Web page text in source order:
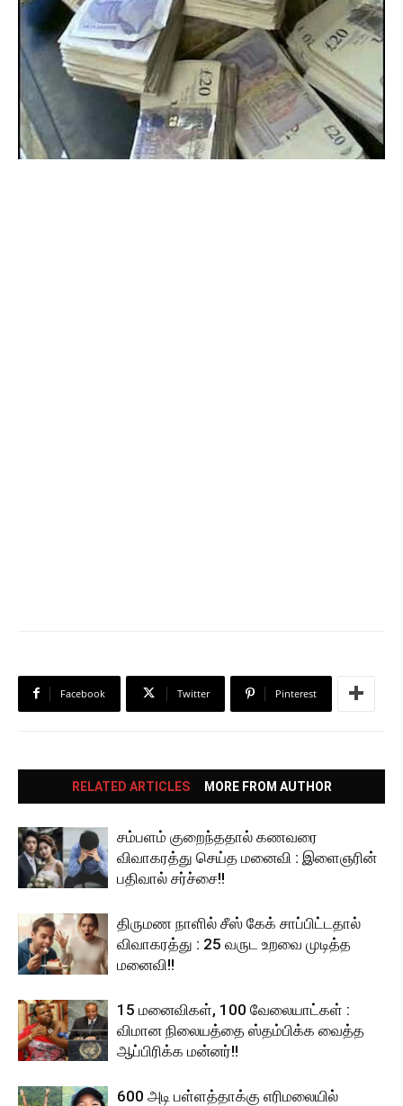
Facebook Twitter Pinterest
RELATED ARTICLES MORE FROM AUTHOR
சம்பளம் குறைந்ததால் கணவரை
விவாகரத்து செய்த மனைவி : இளைஞரின்
பதிவால் சர்ச்சை!!
திருமண நாளில் சீஸ் கேக் சாப்பிட்டதால்
விவாகரத்து : 25 வருட உறவை முடித்த
மனைவி!!
15 மனைவிகள், 100 வேலையாட்கள் :
விமான நிலையத்தை ஸ்தம்பிக்க வைத்த
ஆப்பிரிக்க மன்னர்!!
600 அடி பள்ளத்தாக்கு எரிமலையில்